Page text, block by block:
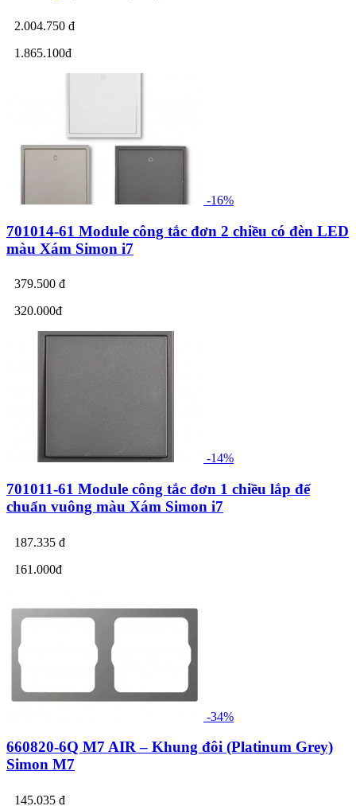
2.004.750 đ
1.865.100đ
-16%
701014-61 Module công tắc đơn 2 chiều có đèn LED
màu Xám Simon i7
379.500 đ
320.000đ
-14%
701011-61 Module công tắc đơn 1 chiều lắp đế
chuẩn vuông màu Xám Simon i7
187.335 đ
161.000đ
-34%
660820-6Q M7 AIR – Khung đôi (Platinum Grey)
Simon M7
145.035 đ